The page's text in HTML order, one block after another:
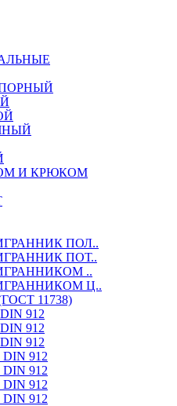
И КРЮКОМ
ПОЛ..
ПОТ..
..
Ц..
11738)
912
912
912
DIN 912
DIN 912
DIN 912
DIN 912